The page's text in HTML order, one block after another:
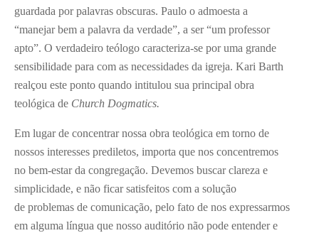
guardada por palavras obscuras. Paulo o admoesta a
“manejar bem a palavra da verdade”, a ser “um professor
apto”. O verdadeiro teólogo caracteriza-se por uma grande
sensibilidade para com as necessidades da igreja. Kari Barth
realçou este ponto quando intitulou sua principal obra
teológica de Church Dogmatics.
Em lugar de concentrar nossa obra teológica em torno de
nossos interesses prediletos, importa que nos concentremos
no bem-estar da congregação. Devemos buscar clareza e
simplicidade, e não ficar satisfeitos com a solução
de problemas de comunicação, pelo fato de nos expressarmos
em alguma língua que nosso auditório não pode entender e